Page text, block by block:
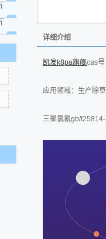
详细介绍
凯发k8pa旗舰cas
应用领域：生产除
三聚氯氰gb/t25814-